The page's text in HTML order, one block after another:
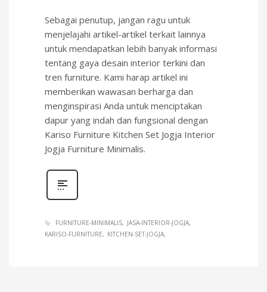
Sebagai penutup, jangan ragu untuk
menjelajahi artikel-artikel terkait lainnya
untuk mendapatkan lebih banyak informasi
tentang gaya desain interior terkini dan
tren furniture. Kami harap artikel ini
memberikan wawasan berharga dan
menginspirasi Anda untuk menciptakan
dapur yang indah dan fungsional dengan
Kariso Furniture Kitchen Set Jogja Interior
Jogja Furniture Minimalis.
FURNITURE-MINIMALIS
JASA-INTERIOR-JOGJA
KARISO-FURNITURE
KITCHEN-SET-JOGJA